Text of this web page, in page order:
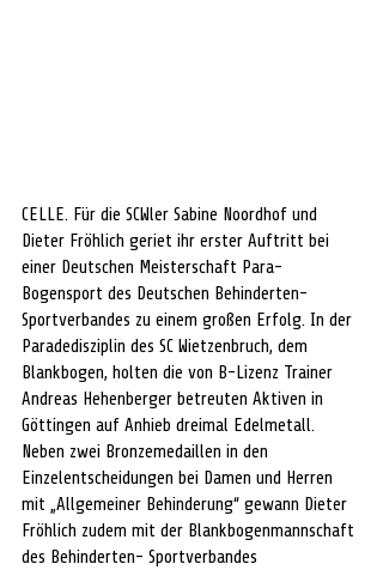
CELLE. Für die SCWler Sabine Noordhof und
Dieter Fröhlich geriet ihr erster Auftritt bei
einer Deutschen Meisterschaft Para-
Bogensport des Deutschen Behinderten-
Sportverbandes zu einem großen Erfolg. In der
Paradedisziplin des SC Wietzenbruch, dem
Blankbogen, holten die von B-Lizenz Trainer
Andreas Hehenberger betreuten Aktiven in
Göttingen auf Anhieb dreimal Edelmetall.
Neben zwei Bronzemedaillen in den
Einzelentscheidungen bei Damen und Herren
mit „Allgemeiner Behinderung“ gewann Dieter
Fröhlich zudem mit der Blankbogenmannschaft
des Behinderten- Sportverbandes